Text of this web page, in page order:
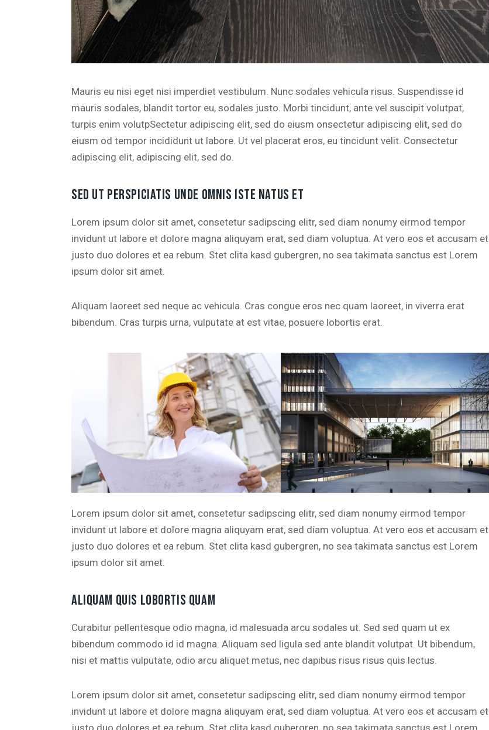
Mauris eu nisi eget nisi imperdiet vestibulum. Nunc sodales vehicula risus. Suspendisse id
mauris sodales, blandit tortor eu, sodales justo. Morbi tincidunt, ante vel suscipit volutpat,
turpis enim volutpSectetur adipiscing elit, sed do eiusm onsectetur adipiscing elit, sed do
eiusm od tempor incididunt ut labore. Ut vel placerat eros, eu tincidunt velit. Consectetur
adipiscing elit, adipiscing elit, sed do.
SED UT PERSPICIATIS UNDE OMNIS ISTE NATUS ET
Lorem ipsum dolor sit amet, consetetur sadipscing elitr, sed diam nonumy eirmod tempor
invidunt ut labore et dolore magna aliquyam erat, sed diam voluptua. At vero eos et accusam et
justo duo dolores et ea rebum. Stet clita kasd gubergren, no sea takimata sanctus est Lorem
ipsum dolor sit amet.
Aliquam laoreet sed neque ac vehicula. Cras congue eros nec quam laoreet, in viverra erat
bibendum. Cras turpis urna, vulputate at est vitae, posuere lobortis erat.
Lorem ipsum dolor sit amet, consetetur sadipscing elitr, sed diam nonumy eirmod tempor
invidunt ut labore et dolore magna aliquyam erat, sed diam voluptua. At vero eos et accusam et
justo duo dolores et ea rebum. Stet clita kasd gubergren, no sea takimata sanctus est Lorem
ipsum dolor sit amet.
ALIQUAM QUIS LOBORTIS QUAM
Curabitur pellentesque odio magna, id malesuada arcu sodales ut. Sed sed quam ut ex
bibendum commodo id id magna. Aliquam sed ligula sed ante blandit volutpat. Ut bibendum,
nisi et mattis vulputate, odio arcu aliquet metus, nec dapibus risus risus quis lectus.
Lorem ipsum dolor sit amet, consetetur sadipscing elitr, sed diam nonumy eirmod tempor
invidunt ut labore et dolore magna aliquyam erat, sed diam voluptua. At vero eos et accusam et
justo duo dolores et ea rebum. Stet clita kasd gubergren, no sea takimata sanctus est Lorem